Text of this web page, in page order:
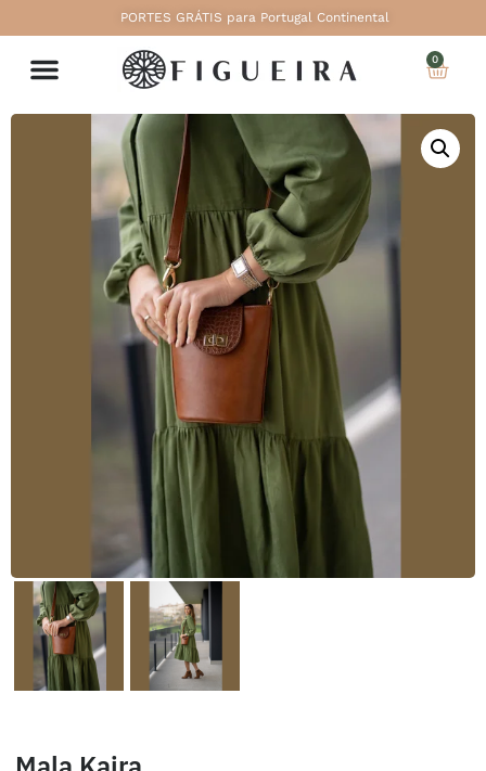
PORTES GRÁTIS para Portugal Continental
0